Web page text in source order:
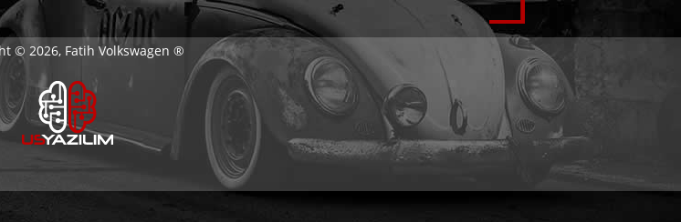
© 2026, Fatih Volkswagen ®